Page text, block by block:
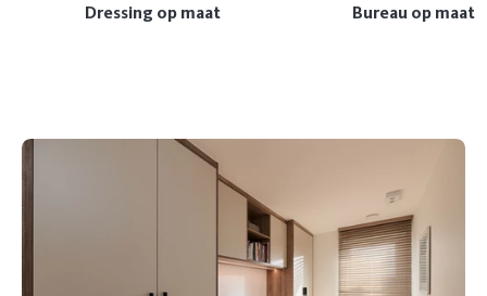
Dressing op maat Bureau op maat